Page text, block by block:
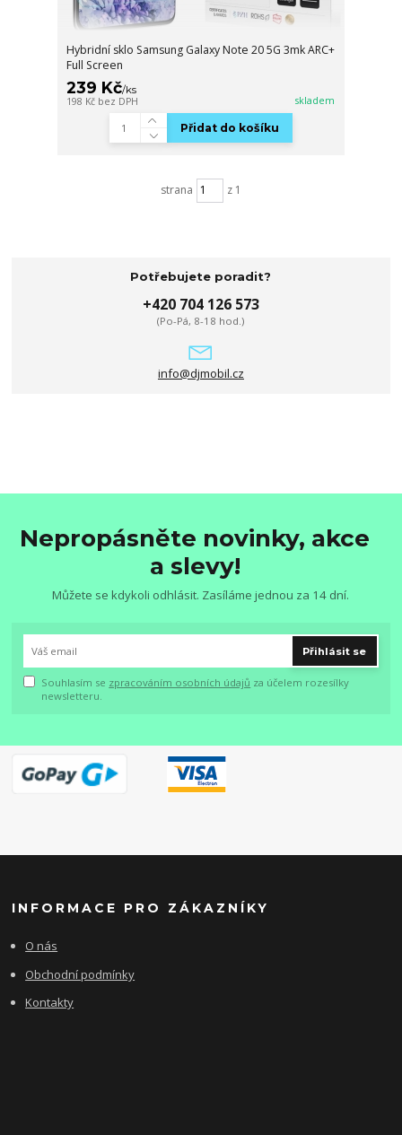
Hybridní sklo Samsung Galaxy Note 20 5G 3mk ARC+
Full Screen
239 Kč/ks
198 Kč bez DPH skladem
Přidat do košíku
strana z 1
Potřebujete poradit?
+420 704 126 573
(Po-Pá, 8-18 hod.)
info@djmobil.cz
Nepropásněte novinky, akce
a slevy!
Můžete se kdykoli odhlásit. Zasíláme jednou za 14 dní.
Přihlásit se
Souhlasím se zpracováním osobních údajů za účelem rozesílky
newsletteru.
INFORMACE PRO ZÁKAZNÍKY
O nás
Obchodní podmínky
Kontakty